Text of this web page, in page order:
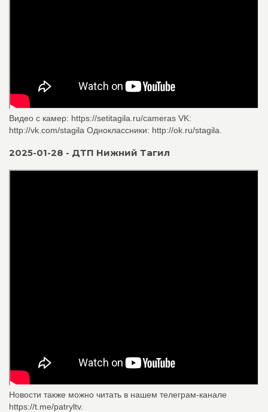
Видео с камер: https://setitagila.ru/cameras VK:
http://vk.com/stagila Одноклассники: http://ok.ru/stagila.
2025-01-28 - ДТП Нижний Тагил
Новости также можно читать в нашем телеграм-канале
https://t.me/patryltv.